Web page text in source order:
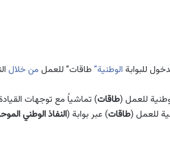
للبوابة الوطنية” طاقات” للعمل منخلال
للعمل (طاقات) تماشياً مع توجهات
للعمل (طاقات) عبر بوابة (النفاذ الوطني